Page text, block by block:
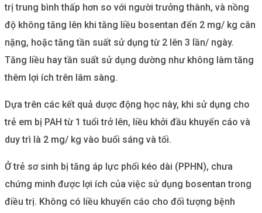
trị trung bình thấp hơn so với người trưởng thành, và nồng
độ không tăng lên khi tăng liều bosentan đến 2 mg/ kg cân
nặng, hoặc tăng tần suất sử dụng từ 2 lên 3 lần/ ngày.
Tăng liều hay tần suất sử dụng dường như không làm tăng
thêm lợi ích trên lâm sàng.
Dựa trên các kết quả dược động học này, khi sử dụng cho
trẻ em bị PAH từ 1 tuổi trở lên, liều khởi đầu khuyến cáo và
duy trì là 2 mg/ kg vào buổi sáng và tối.
Ở trẻ sơ sinh bị tăng áp lực phổi kéo dài (PPHN), chưa
chứng minh được lợi ích của việc sử dụng bosentan trong
điều trị. Không có liều khuyến cáo cho đối tượng bệnh